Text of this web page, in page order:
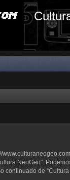
NeoGeo”.
de